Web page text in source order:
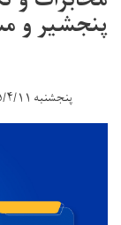
پنجشیر و
پنجشنبه ۱۴۰۵/۴/۱۱ - ۱۵:۸